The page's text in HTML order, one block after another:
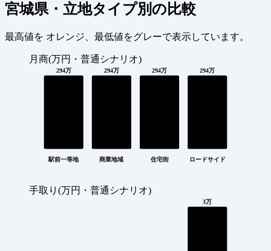
宮城県・立地タイプ別の比較
最高値を オレンジ 、最低値をグレーで表示しています。
月商(万円・普通シナリオ)
294万
駅前一等地
294万
商業地域
294万
住宅街
294万
ロードサイド
手取り(万円・普通シナリオ)
3万